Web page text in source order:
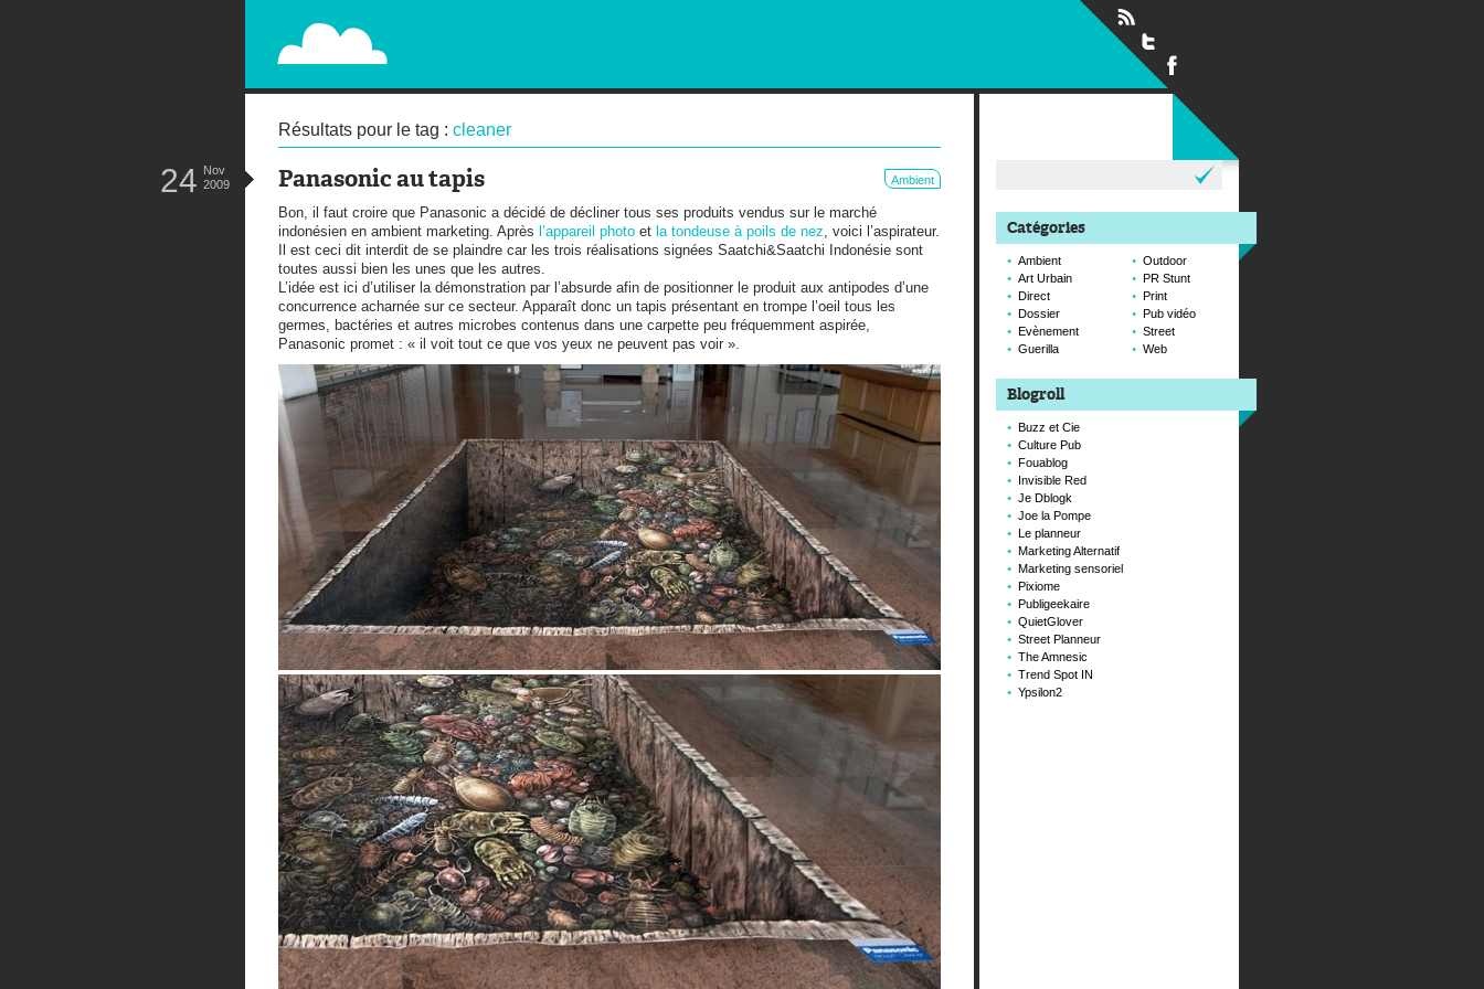
PAPERPLANE
STREET, AMBIENT, GUÉRILLA MARKETING AND OUT OF HOME
Résultats pour le tag : cleaner
Panasonic au tapis Ambient
24 Nov
2009
Bon, il faut croire que Panasonic a décidé de décliner tous ses produits vendus sur le marché
indonésien en ambient marketing. Après l’appareil photo et la tondeuse à poils de nez , voici l’aspirateur.
Il est ceci dit interdit de se plaindre car les trois réalisations signées Saatchi&Saatchi Indonésie sont
toutes aussi bien les unes que les autres.
L’idée est ici d’utiliser la démonstration par l’absurde afin de positionner le produit aux antipodes d’une
concurrence acharnée sur ce secteur. Apparaît donc un tapis présentant en trompe l’oeil tous les
germes, bactéries et autres microbes contenus dans une carpette peu fréquemment aspirée,
Panasonic promet : « il voit tout ce que vos yeux ne peuvent pas voir ».
Catégories
Ambient
Art Urbain
Direct
Dossier
Evènement
Guerilla
Outdoor
PR Stunt
Print
Pub vidéo
Street
Web
Blogroll
Buzz et Cie
Culture Pub
Fouablog
Invisible Red
Je Dblogk
Joe la Pompe
Le planneur
Marketing Alternatif
Marketing sensoriel
Pixiome
Publigeekaire
QuietGlover
Street Planneur
The Amnesic
Trend Spot IN
Ypsilon2